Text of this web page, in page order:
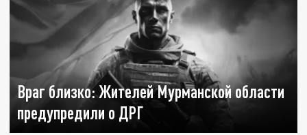
Враг близко: Жителей Мурманской области
предупредили о ДРГ